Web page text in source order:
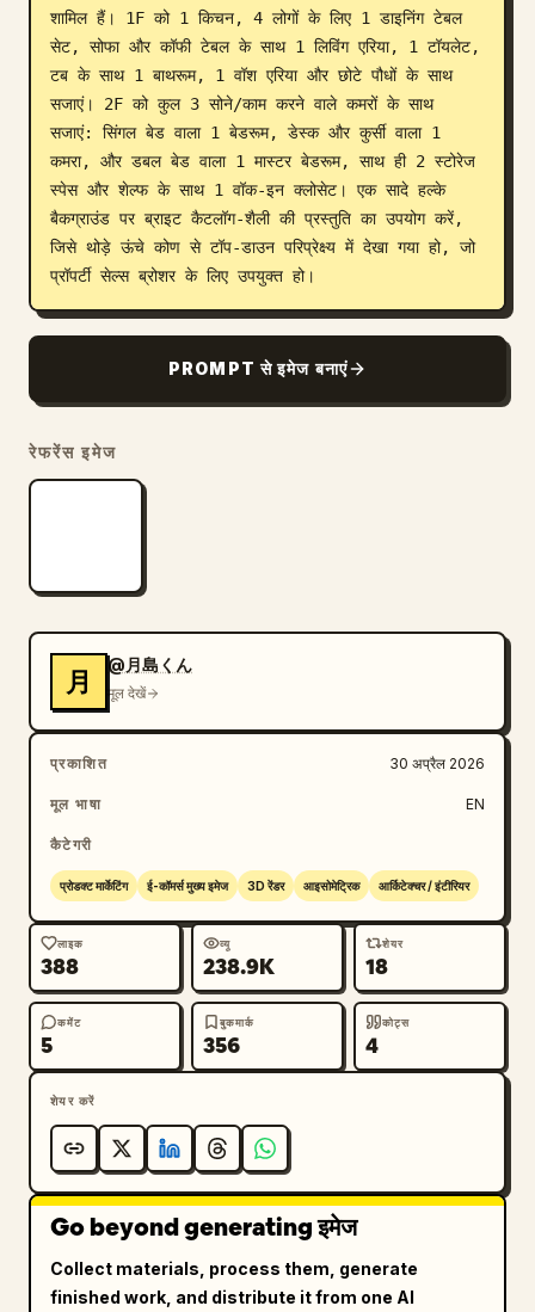
शामिल हैं। 1F को 1 किचन, 4 लोगों के लिए 1 डाइनिंग टेबल
सेट, सोफा और कॉफी टेबल के साथ 1 लिविंग एरिया, 1 टॉयलेट,
टब के साथ 1 बाथरूम, 1 वॉश एरिया और छोटे पौधों के साथ
सजाएं। 2F को कुल 3 सोने/काम करने वाले कमरों के साथ
सजाएं: सिंगल बेड वाला 1 बेडरूम, डेस्क और कुर्सी वाला 1
कमरा, और डबल बेड वाला 1 मास्टर बेडरूम, साथ ही 2 स्टोरेज
स्पेस और शेल्फ के साथ 1 वॉक-इन क्लोसेट। एक सादे हल्के
बैकग्राउंड पर ब्राइट कैटलॉग-शैली की प्रस्तुति का उपयोग करें,
जिसे थोड़े ऊंचे कोण से टॉप-डाउन परिप्रेक्ष्य में देखा गया हो, जो
प्रॉपर्टी सेल्स ब्रोशर के लिए उपयुक्त हो।
PROMPT से इमेज बनाएं
रेफरेंस इमेज
月
@月島くん
मूल देखें
प्रकाशित 30 अप्रैल 2026
मूल भाषा EN
कैटेगरी
प्रोडक्ट मार्केटिंग ई-कॉमर्स मुख्य इमेज 3D रेंडर आइसोमेट्रिक आर्किटेक्चर / इंटीरियर
लाइक
388
व्यू
238.9K
शेयर
18
कमेंट
5
बुकमार्क
356
कोट्स
4
शेयर करें
Go beyond generating इमेज
Collect materials, process them, generate
finished work, and distribute it from one AI